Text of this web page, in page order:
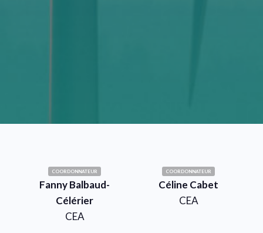
COORDONNATEUR
Fanny Balbaud-
Célérier
CEA
COORDONNATEUR
Céline Cabet
CEA